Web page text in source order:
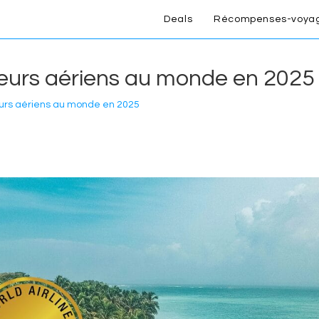
Deals Récompenses-
aériens au monde en 2025
aériens au monde en 2025